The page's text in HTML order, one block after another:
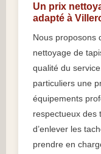
Un prix
adapté à
Nous proposons
nettoyage de
qualité du
particuliers une
équipements
respectueux des
d’enlever les
prendre en